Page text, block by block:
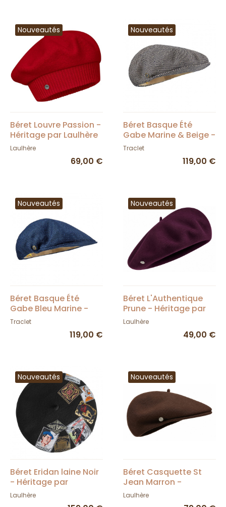
Nouveautés
Béret Louvre Passion -
Héritage par Laulhère
Laulhère
69,00 €
Nouveautés
Béret Basque Été
Gabe Marine & Beige -
Laulhère
Traclet
119,00 €
Nouveautés
Béret Basque Été
Gabe Bleu Marine -
Laulhère
Traclet
119,00 €
Nouveautés
Béret L'Authentique
Prune - Héritage par
Laulhère
Laulhère
49,00 €
Nouveautés
Béret Eridan laine Noir
- Héritage par
Laulhère
Laulhère
Nouveautés
Béret Casquette St
Jean Marron -
Laulhère
Laulhère